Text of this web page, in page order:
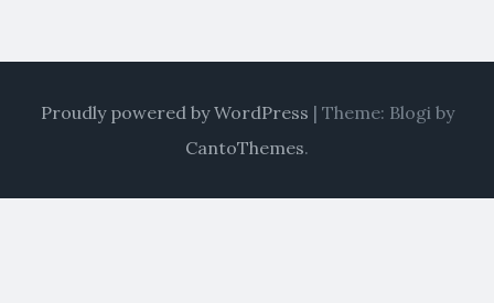
Proudly powered by WordPress | Theme: Blogi by
CantoThemes.